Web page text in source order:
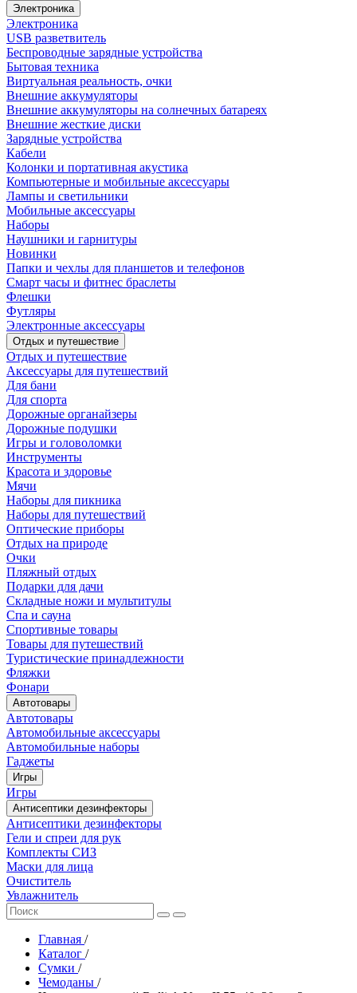
Электроника
Электроника
USB разветвитель
Беспроводные зарядные устройства
Бытовая техника
Виртуальная реальность, очки
Внешние аккумуляторы
Внешние аккумуляторы на солнечных батареях
Внешние жесткие диски
Зарядные устройства
Кабели
Колонки и портативная акустика
Компьютерные и мобильные аксессуары
Лампы и светильники
Мобильные аксессуары
Наборы
Наушники и гарнитуры
Новинки
Папки и чехлы для планшетов и телефонов
Смарт часы и фитнес браслеты
Флешки
Футляры
Электронные аксессуары
Отдых и путешествие
Отдых и путешествие
Аксессуары для путешествий
Для бани
Для спорта
Дорожные органайзеры
Дорожные подушки
Игры и головоломки
Инструменты
Красота и здоровье
Мячи
Наборы для пикника
Наборы для путешествий
Оптические приборы
Отдых на природе
Очки
Пляжный отдых
Подарки для дачи
Складные ножи и мультитулы
Спа и сауна
Спортивные товары
Товары для путешествий
Туристические принадлежности
Фляжки
Фонари
Автотовары
Автотовары
Автомобильные аксессуары
Автомобильные наборы
Гаджеты
Игры
Игры
Антисептики дезинфекторы
Антисептики дезинфекторы
Гели и спреи для рук
Комплекты СИЗ
Маски для лица
Очиститель
Увлажнитель
Главная /
Каталог /
Сумки /
Чемоданы /